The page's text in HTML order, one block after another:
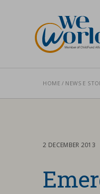
WeWorld Onlus
HOME NEWS E
2 DECEMBER 2013